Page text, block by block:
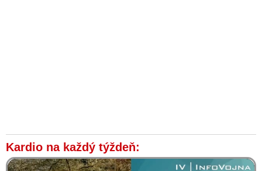
Kardio na každý týždeň: